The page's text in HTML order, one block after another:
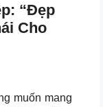
“đẹp
Cho
muốn mang